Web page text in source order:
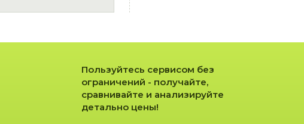
Пользуйтесь сервисом без
ограничений - получайте,
сравнивайте и анализируйте
детально цены!